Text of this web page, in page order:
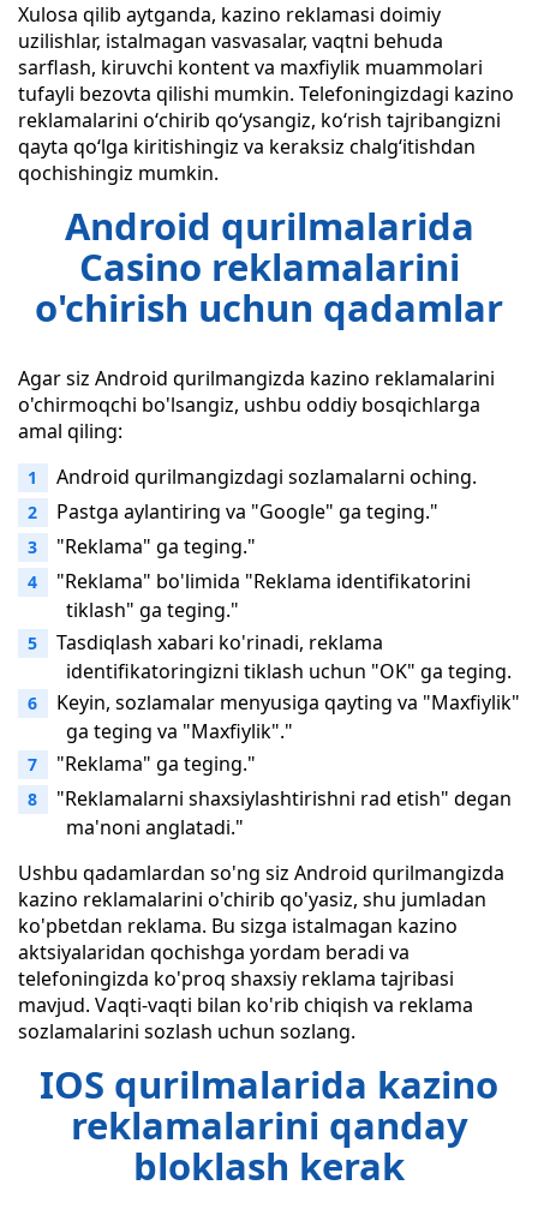
Xulosa qilib aytganda, kazino reklamasi doimiy
uzilishlar, istalmagan vasvasalar, vaqtni behuda
sarflash, kiruvchi kontent va maxfiylik muammolari
tufayli bezovta qilishi mumkin. Telefoningizdagi kazino
reklamalarini oʻchirib qoʻysangiz, koʻrish tajribangizni
qayta qoʻlga kiritishingiz va keraksiz chalgʻitishdan
qochishingiz mumkin.
Android qurilmalarida
Casino reklamalarini
o'chirish uchun qadamlar
Agar siz Android qurilmangizda kazino reklamalarini
o'chirmoqchi bo'lsangiz, ushbu oddiy bosqichlarga
amal qiling:
Android qurilmangizdagi sozlamalarni oching.
Pastga aylantiring va "Google" ga teging."
"Reklama" ga teging."
"Reklama" bo'limida "Reklama identifikatorini
tiklash" ga teging."
Tasdiqlash xabari ko'rinadi, reklama
identifikatoringizni tiklash uchun "OK" ga teging.
Keyin, sozlamalar menyusiga qayting va "Maxfiylik"
ga teging va "Maxfiylik"."
"Reklama" ga teging."
"Reklamalarni shaxsiylashtirishni rad etish" degan
ma'noni anglatadi."
Ushbu qadamlardan so'ng siz Android qurilmangizda
kazino reklamalarini o'chirib qo'yasiz, shu jumladan
ko'pbetdan reklama. Bu sizga istalmagan kazino
aktsiyalaridan qochishga yordam beradi va
telefoningizda ko'proq shaxsiy reklama tajribasi
mavjud. Vaqti-vaqti bilan ko'rib chiqish va reklama
sozlamalarini sozlash uchun sozlang.
IOS qurilmalarida kazino
reklamalarini qanday
bloklash kerak